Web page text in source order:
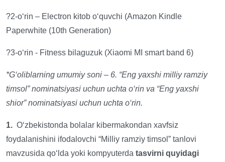
?2-o‘rin – Electron kitob o‘quvchi (Amazon Kindle
Paperwhite (10th Generation)
?3-o‘rin - Fitness bilaguzuk (Xiaomi MI smart band 6)
*G‘oliblarning umumiy soni – 6. “Eng yaxshi milliy ramziy
timsol” nominatsiyasi uchun uchta o‘rin va “Eng yaxshi
shior” nominatsiyasi uchun uchta o‘rin.
1. O‘zbekistonda bolalar kibermakondan xavfsiz
foydalanishini ifodalovchi “Milliy ramziy timsol” tanlovi
mavzusida qo‘lda yoki kompyuterda tasvirni quyidagi